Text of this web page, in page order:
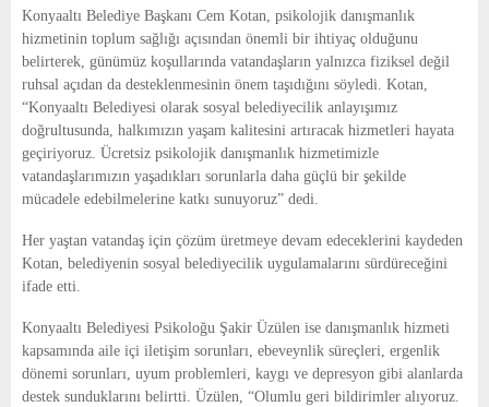
Konyaaltı Belediye Başkanı Cem Kotan, psikolojik danışmanlık
hizmetinin toplum sağlığı açısından önemli bir ihtiyaç olduğunu
belirterek, günümüz koşullarında vatandaşların yalnızca fiziksel değil
ruhsal açıdan da desteklenmesinin önem taşıdığını söyledi. Kotan,
“Konyaaltı Belediyesi olarak sosyal belediyecilik anlayışımız
doğrultusunda, halkımızın yaşam kalitesini artıracak hizmetleri hayata
geçiriyoruz. Ücretsiz psikolojik danışmanlık hizmetimizle
vatandaşlarımızın yaşadıkları sorunlarla daha güçlü bir şekilde
mücadele edebilmelerine katkı sunuyoruz” dedi.
Her yaştan vatandaş için çözüm üretmeye devam edeceklerini kaydeden
Kotan, belediyenin sosyal belediyecilik uygulamalarını sürdüreceğini
ifade etti.
Konyaaltı Belediyesi Psikoloğu Şakir Üzülen ise danışmanlık hizmeti
kapsamında aile içi iletişim sorunları, ebeveynlik süreçleri, ergenlik
dönemi sorunları, uyum problemleri, kaygı ve depresyon gibi alanlarda
destek sunduklarını belirtti. Üzülen, “Olumlu geri bildirimler alıyoruz.